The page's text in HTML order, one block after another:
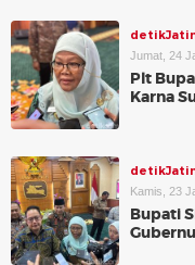
Jumat, 24
Plt
Karna
Kamis, 23
Bupati